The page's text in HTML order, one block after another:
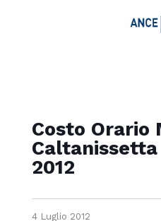
Costo Orario
Caltanissetta
2012
4 Luglio 2012